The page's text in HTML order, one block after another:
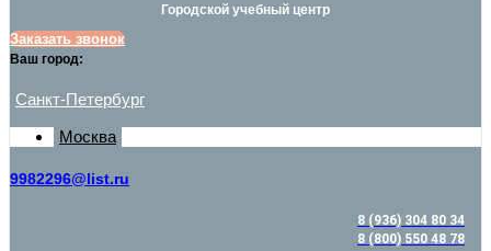
Городской учебный центр
Заказать звонок
Ваш город:
Санкт-Петербург
Москва
9982296@list.ru
8 (936) 304 80 34
8 (800) 550 48 78